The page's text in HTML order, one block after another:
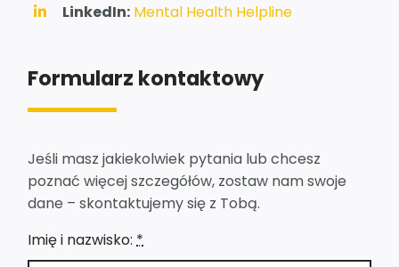
LinkedIn: Mental Health Helpline
Formularz kontaktowy
Jeśli masz jakiekolwiek pytania lub chcesz
poznać więcej szczegółów, zostaw nam swoje
dane – skontaktujemy się z Tobą.
Imię i nazwisko:*